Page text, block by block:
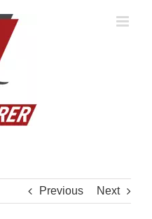
Previous Next